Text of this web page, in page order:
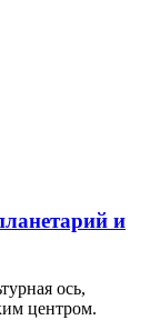
и
ось,
центром.